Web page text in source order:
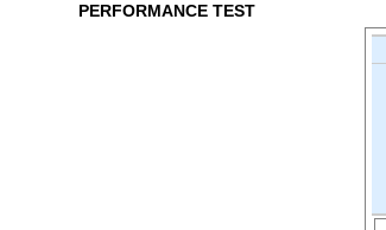
PERFORMANCE TEST